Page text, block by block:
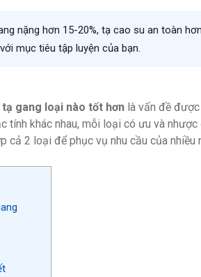
nặng hơn 15-20%, tạ cao su an toàn
mục tiêu tập luyện của bạn.
gang loại nào tốt hơn là vấn đề
tính khác nhau, mỗi loại có ưu và
cả 2 loại để phục vụ nhu cầu của nhiều